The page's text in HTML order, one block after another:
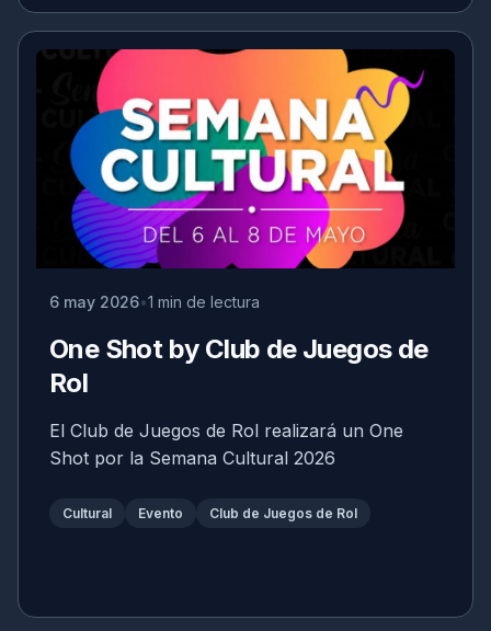
6 may 2026 1 min de lectura
One Shot by Club de Juegos de
Rol
El Club de Juegos de Rol realizará un One
Shot por la Semana Cultural 2026
Cultural Evento Club de Juegos de Rol